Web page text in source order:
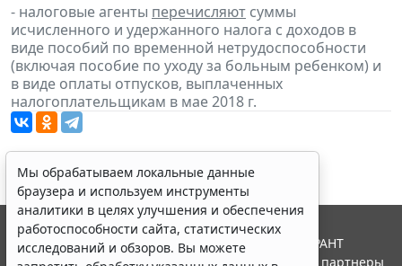
- налоговые агенты перечисляют суммы
исчисленного и удержанного налога с доходов в
виде пособий по временной нетрудоспособности
(включая пособие по уходу за больным ребенком) и
в виде оплаты отпусков, выплаченных
налогоплательщикам в мае 2018 г.
Мы обрабатываем локальные данные
браузера и используем инструменты
аналитики в целях улучшения и обеспечения
работоспособности сайта, статистических
исследований и обзоров. Вы можете
© ООО "НПП "ГАРАНТ-СЕРВИС", 2026. Система ГАРАНТ
выпускается с 1990 года. Компания "Гарант" и ее партнеры